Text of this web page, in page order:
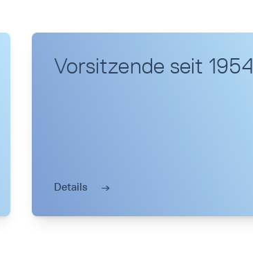
Vorsitzende seit 1954
Details →